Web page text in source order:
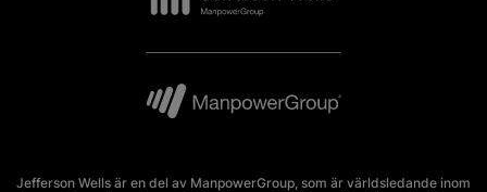
Jefferson Wells är en del av ManpowerGroup, som är världsledande inom